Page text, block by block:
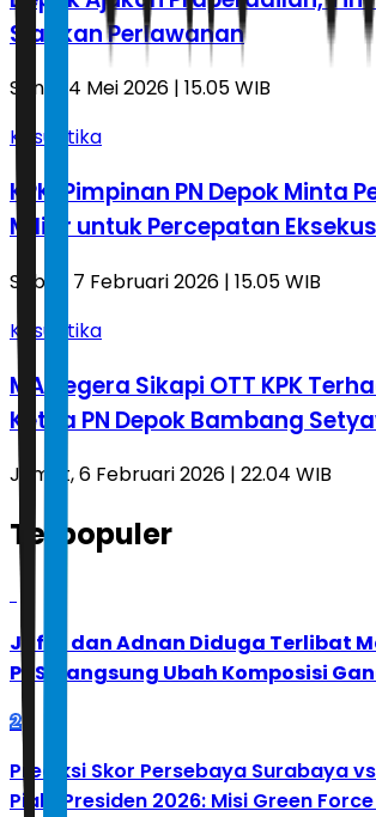
Siapkan Perlawanan
Senin, 4 Mei 2026 | 15.05 WIB
Kasuistika
KPK: Pimpinan PN Depok Minta
Miliar untuk Percepatan
Sabtu, 7 Februari 2026 | 15.05 WIB
Kasuistika
MA Segera Sikapi OTT KPK
Ketua PN Depok Bambang
Jumat, 6 Februari 2026 | 22.04 WIB
Terpopuler
Jafar dan Adnan Diduga Terlibat
PBSI Langsung Ubah Komposisi
2
Prediksi Skor Persebaya Surabaya
Piala Presiden 2026: Misi Green